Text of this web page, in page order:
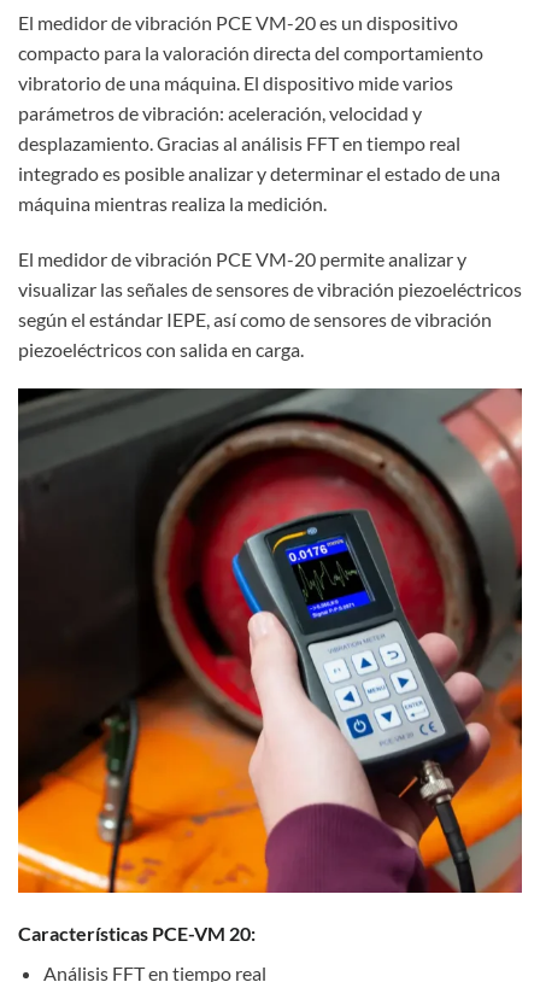
El medidor de vibración PCE VM-20 es un dispositivo
compacto para la valoración directa del comportamiento
vibratorio de una máquina. El dispositivo mide varios
parámetros de vibración: aceleración, velocidad y
desplazamiento. Gracias al análisis FFT en tiempo real
integrado es posible analizar y determinar el estado de una
máquina mientras realiza la medición.
El medidor de vibración PCE VM-20 permite analizar y
visualizar las señales de sensores de vibración piezoeléctricos
según el estándar IEPE, así como de sensores de vibración
piezoeléctricos con salida en carga.
Características PCE-VM 20:
Análisis FFT en tiempo real